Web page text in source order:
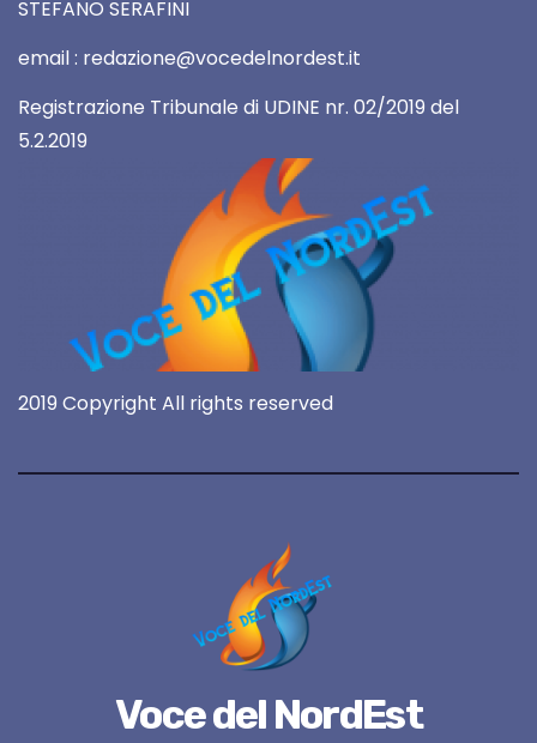
STEFANO SERAFINI
email : redazione@vocedelnordest.it
Registrazione Tribunale di UDINE nr. 02/2019 del
5.2.2019
2019 Copyright All rights reserved
Voce del NordEst